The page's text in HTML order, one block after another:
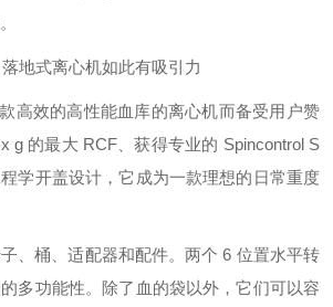
地式离心机如此有吸引力
高效的高性能血库的离心机而备受用户赞
g 的最大 RCF、获得专业的 Spincontrol S
学开盖设计，它成为一款理想的日常重度
、桶、适配器和配件。两个 6 位置水平转
多功能性。除了血的袋以外，它们可以容